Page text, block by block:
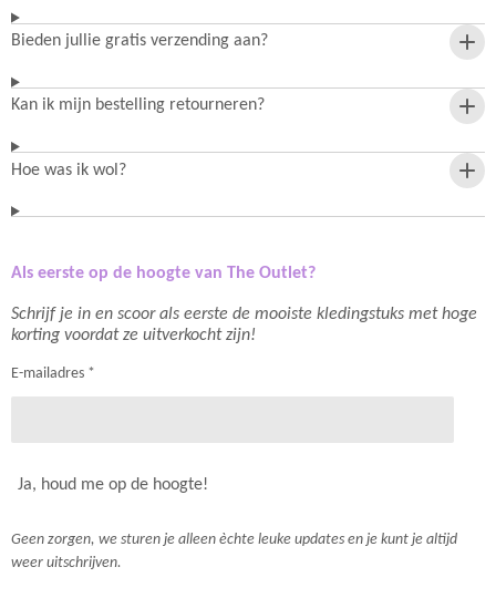
Bieden jullie gratis verzending aan?
Kan ik mijn bestelling retourneren?
Hoe was ik wol?
Als eerste op de hoogte van The Outlet?
Schrijf je in en scoor als eerste de mooiste kledingstuks met hoge
korting voordat ze uitverkocht zijn!
E-mailadres *
Ja, houd me op de hoogte!
Geen zorgen, we sturen je alleen èchte leuke updates en je kunt je altijd
weer uitschrijven.